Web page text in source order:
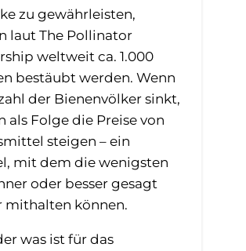
zu gewährleisten,
laut The Pollinator
weltweit ca. 1.000
bestäubt werden. Wenn
der Bienenvölker sinkt,
als Folge die Preise von
steigen – ein
mit dem die wenigsten
oder besser gesagt
mithalten können.
was ist für das